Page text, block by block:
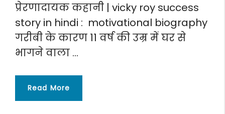
प्रेरणादायक कहानी | vicky roy success
story in hindi : motivational biography
गरीबी के कारण 11 वर्ष की उम्र में घर से
भागने वाला …
Read More